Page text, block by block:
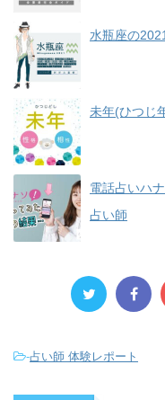
水瓶座の
未年(ひつじ
電話占いハ
占い師
-占い師 体験レポート